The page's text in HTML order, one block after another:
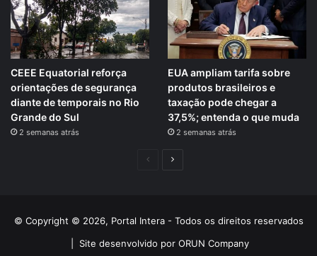
CEEE Equatorial reforça
orientações de segurança
diante de temporais no Rio
Grande do Sul
2 semanas atrás
EUA ampliam tarifa sobre
produtos brasileiros e
taxação pode chegar a
37,5%; entenda o que muda
2 semanas atrás
PáginaPróxima
© Copyright © 2026, Portal Intera - Todos os direitos reservados
Site desenvolvido por ORUN Company